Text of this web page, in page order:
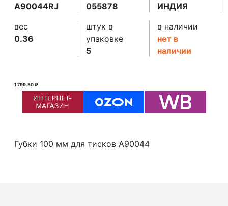
A90044RJ
055878
ИНДИЯ
вес
0.36
штук в
упаковке
5
в наличии
нет в
наличии
1 799.50 ₽
Губки 100 мм для тисков A90044